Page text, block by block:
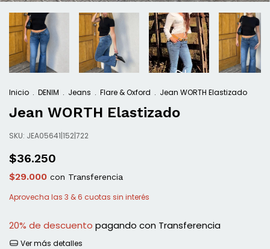
Inicio . DENIM . Jeans . Flare & Oxford . Jean WORTH Elastizado
Jean WORTH Elastizado
SKU: JEA05641|152|722
$36.250
$29.000 con Transferencia
20% de descuento pagando con Transferencia
Ver más detalles